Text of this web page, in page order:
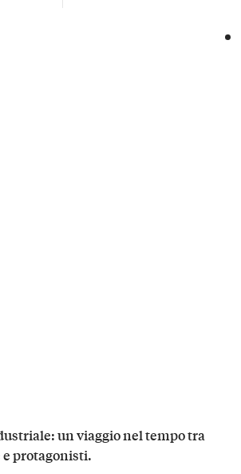
un viaggio nel tempo tra
protagonisti.